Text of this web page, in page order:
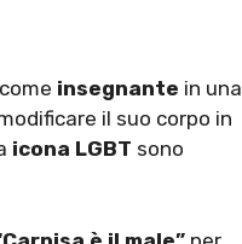
insegnante in una
il suo corpo in
icona LGBT sono